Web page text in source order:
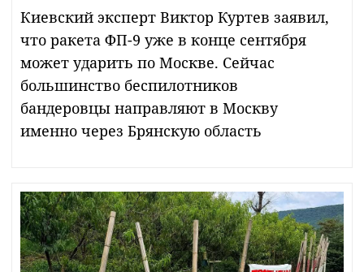
Киевский эксперт Виктор Куртев заявил,
что ракета ФП-9 уже в конце сентября
может ударить по Москве. Сейчас
большинство беспилотников
бандеровцы направляют в Москву
именно через Брянскую область